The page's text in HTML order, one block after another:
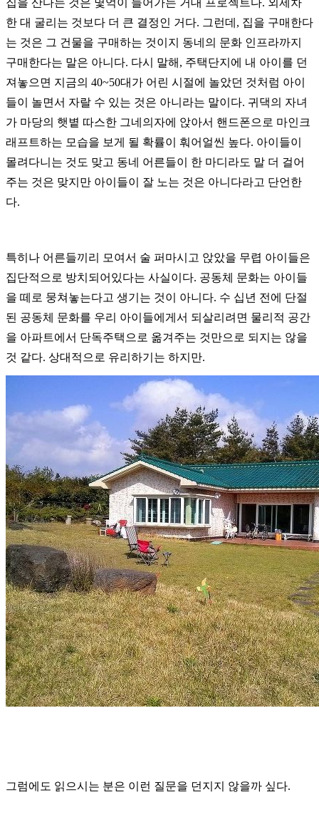
한 대 굴리는 것보다 더 큰 결정인 거다. 그런데, 집을 구매한다
는 것은 그 건물을 구매하는 것이지 동네의 문화 인프라까지
구매한다는 말은 아니다. 다시 말해, 주택단지에 내 아이를 던
져놓으면 지금의 40~50대가 어린 시절에 놀았던 것처럼 아이
들이 놀면서 자랄 수 있는 것은 아니라는 말이다. 귀댁의 자녀
가 마당의 햇볕 따스한 그네의자에 앉아서 핸드폰으로 마인크
래프트하는 모습을 보게 될 확률이 훠어얼씬 높다. 아이들이
몰려다니는 것도 맞고 동네 어른들이 한 마디라도 말 더 걸어
주는 것은 맞지만 아이들이 잘 노는 것은 아니다라고 단언한
다.
특히나 어른들끼리 모여서 술 퍼마시고 앉았을 무렵 아이들은
집단적으로 방치되어있다는 사실이다. 공동체 문화는 아이들
을 떼로 뭉쳐놓는다고 생기는 것이 아니다. 수 십년 전에 단절
된 공동체 문화를 우리 아이들에게서 되살리려면 물리적 공간
을 아파트에서 단독주택으로 옮겨주는 것만으로 되지는 않을
것 같다. 상대적으로 유리하기는 하지만.
그럼에도 읽으시는 분은 이런 질문을 던지지 않을까 싶다.